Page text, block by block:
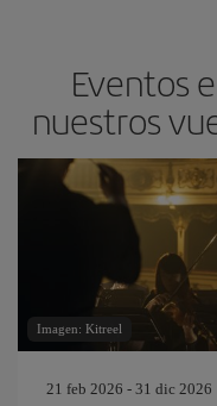
Eventos
nuestros
Imagen: Kitreel
21 feb 2026 - 31 dic 2026